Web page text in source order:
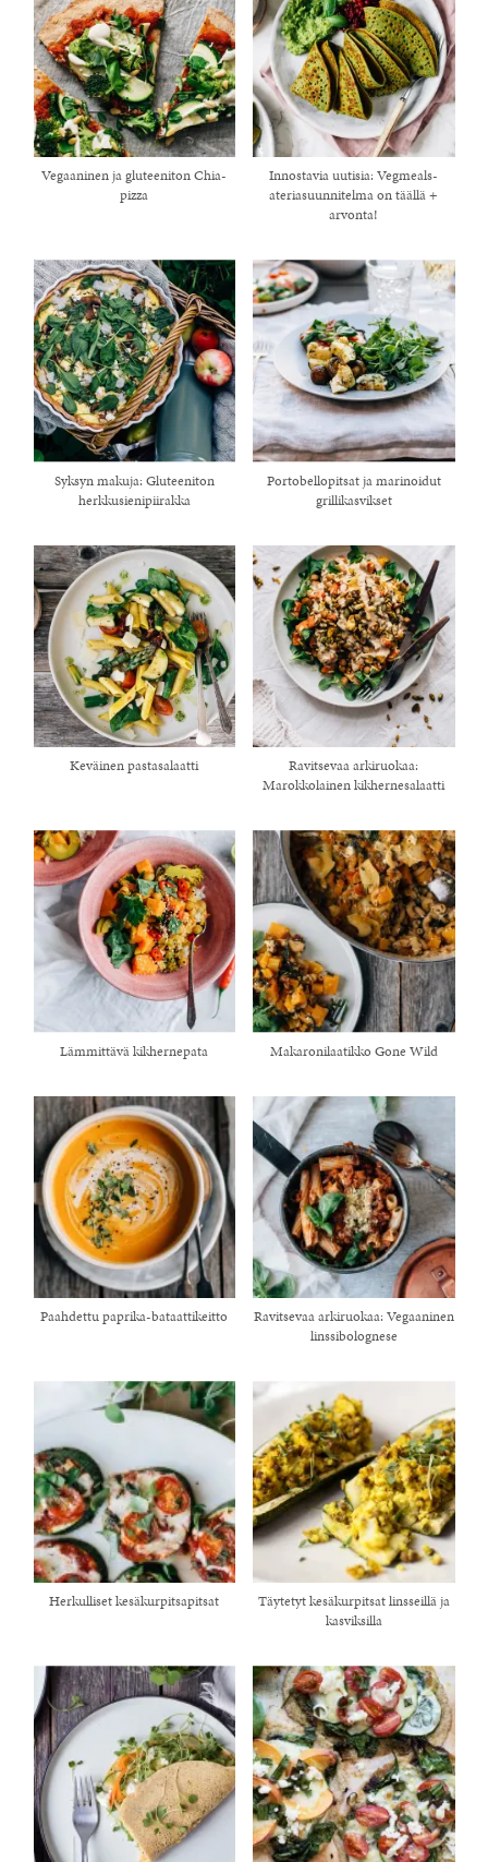
Vegaaninen ja gluteeniton Chia-
pizza
Innostavia uutisia: Vegmeals-
ateriasuunnitelma on täällä +
arvonta!
Syksyn makuja: Gluteeniton
herkkusienipiirakka
Portobellopitsat ja marinoidut
grillikasvikset
Keväinen pastasalaatti
Ravitsevaa arkiruokaa:
Marokkolainen kikhernesalaatti
Lämmittävä kikhernepata Makaronilaatikko Gone Wild
Paahdettu paprika-bataattikeitto
Ravitsevaa arkiruokaa: Vegaaninen
linssibolognese
Herkulliset kesäkurpitsapitsat
Täytetyt kesäkurpitsat linsseillä ja
kasviksilla